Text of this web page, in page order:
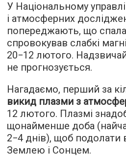
У Національному
і атмосферних
попереджають, що
спровокував слабкі
20−12 лютого.
не прогнозується.
Нагадаємо, перший за
викид плазми з
12 лютого. Плазмі
щонайменше доба
2−4 днів), щоб подолати
Землею і Сонцем.